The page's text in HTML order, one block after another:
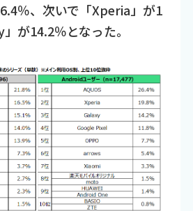
％、次いで「Xperia」が1
が14.2％となった。